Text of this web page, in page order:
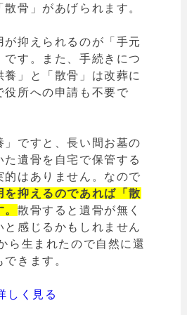
散骨」があげられます。
が抑えられるのが「手元
です。また、手続きにつ
養」と「散骨」は改葬に
役所への申請も不要で
」ですと、長い間お墓の
た遺骨を自宅で保管する
的はありません。なので
を抑えるのであれば「散
散骨すると遺骨が無く
と感じるかもしれません
ら生まれたので自然に還
きます。
しく見る